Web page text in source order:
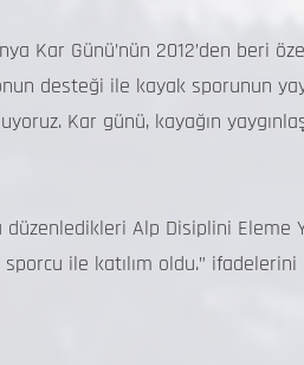
Kar Günü’nün 2012’den beri
desteği ile kayak sporunun
Kar günü, kayağın
düzenledikleri Alp Disiplini Eleme
ile katılım oldu.” ifadelerini